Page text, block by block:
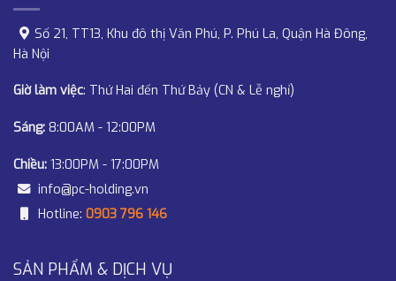
Số 21, TT13, Khu đô thị Văn Phú, P. Phú La, Quận Hà Đông,
Hà Nội
Giờ làm việc: Thứ Hai đến Thứ Bảy (CN & Lễ nghỉ)
Sáng: 8:00AM - 12:00PM
Chiều: 13:00PM - 17:00PM
info@pc-holding.vn
Hotline: 0903 796 146
SẢN PHẨM & DỊCH VỤ